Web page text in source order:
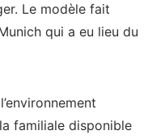
Le modèle fait
qui a eu lieu du
familiale disponible